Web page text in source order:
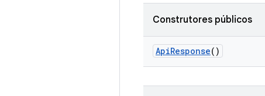
Construtores públicos
ApiResponse()